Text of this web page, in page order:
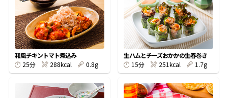
だし粉
和風チキントマト煮込み
25分
288kcal 0.8g
生ハムとチーズおかかの生春巻き
15分
251kcal 1.7g